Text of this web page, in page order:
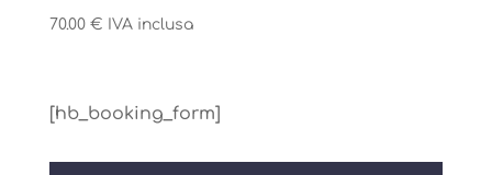
70.00 € IVA inclusa
[hb_booking_form]